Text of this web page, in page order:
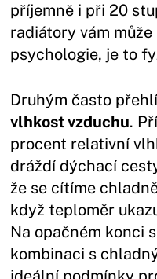
příjemně i při 20
radiátory vám
psychologie, je to
Druhým často
vlhkost vzduchu.
procent relativní
dráždí dýchací
že se cítíme
když teploměr
Na opačném konci
kombinaci s